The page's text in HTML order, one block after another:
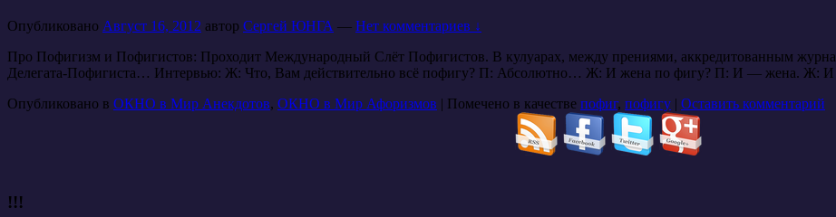
Опубликовано Август 16, 2012 автор Сергей ЮНГА — Нет комментариев ↓
Про Пофигизм и Пофигистов: Проходит Международный Слёт Пофигистов. В кулуарах, между прениями, аккредитованным
Делегата-Пофигиста… Интервью: Ж: Что, Вам действительно всё пофигу? П: Абсолютно… Ж: И жена по фигу? П: И — жена. Ж: И
Опубликовано в ОКНО в Мир Анекдотов, ОКНО в Мир Афоризмов | Помечено в качестве пофиг, пофигу | Оставить комментарий
!!!